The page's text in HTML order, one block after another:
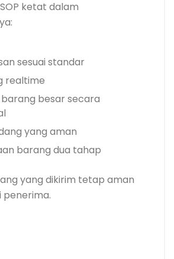
ketat dalam
sesuai standar
realtime
besar secara
yang aman
barang dua tahap
yang dikirim tetap aman
penerima.